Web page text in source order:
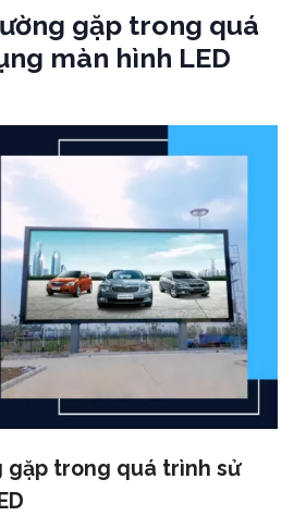
gặp trong quá
màn hình LED
gặp trong quá trình sử